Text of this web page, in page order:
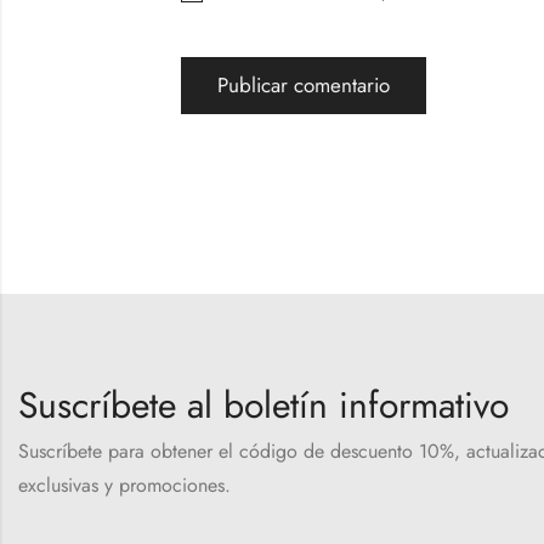
Suscríbete al boletín informativo
Suscríbete para obtener el código de descuento 10%,
exclusivas y promociones.